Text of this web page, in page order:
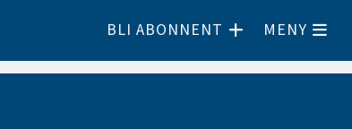
BLI ABONNENT MENY